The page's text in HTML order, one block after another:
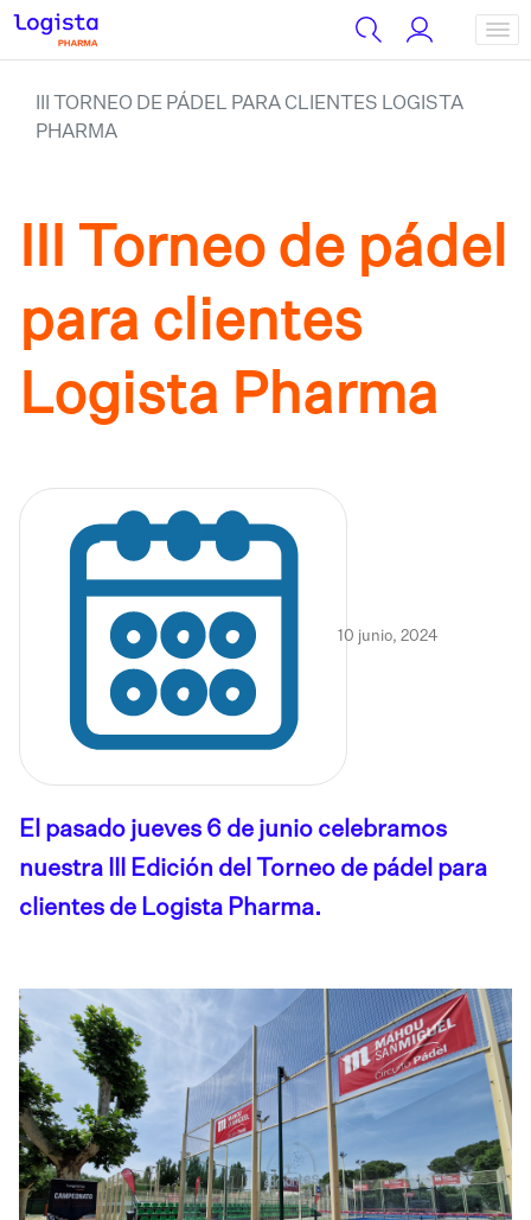
III TORNEO DE PÁDEL PARA CLIENTES LOGISTA
PHARMA
III Torneo de pádel
para clientes
Logista Pharma
10 junio, 2024
El pasado jueves 6 de junio celebramos
nuestra III Edición del Torneo de pádel para
clientes de Logista Pharma.